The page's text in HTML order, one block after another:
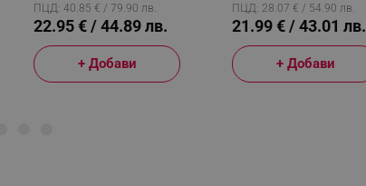
ПЦД: 40.85 € / 79.90 лв.
22.95 € / 44.89 лв.
+ Добави
ПЦД: 28.07 € / 54.90 лв.
21.99 € / 43.01 лв.
+ Добави